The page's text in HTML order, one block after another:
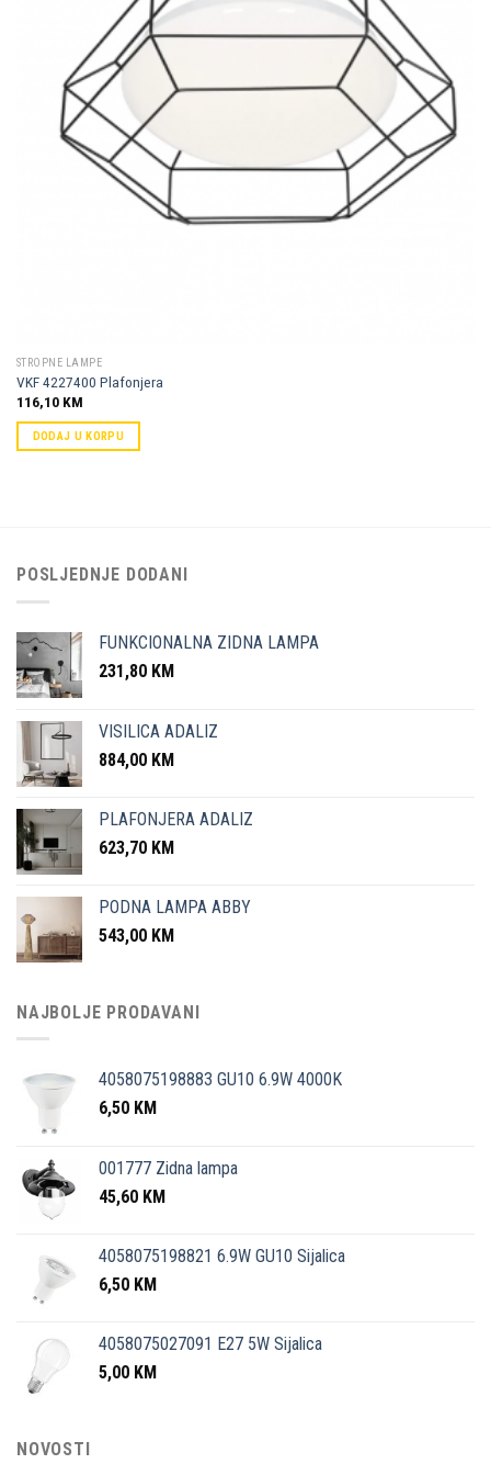
STROPNE LAMPE
VKF 4227400 Plafonjera
116,10 KM
DODAJ U KORPU
POSLJEDNJE DODANI
FUNKCIONALNA ZIDNA LAMPA
231,80 KM
VISILICA ADALIZ
884,00 KM
PLAFONJERA ADALIZ
623,70 KM
PODNA LAMPA ABBY
543,00 KM
NAJBOLJE PRODAVANI
4058075198883 GU10 6.9W 4000K
6,50 KM
001777 Zidna lampa
45,60 KM
4058075198821 6.9W GU10 Sijalica
6,50 KM
4058075027091 E27 5W Sijalica
5,00 KM
NOVOSTI